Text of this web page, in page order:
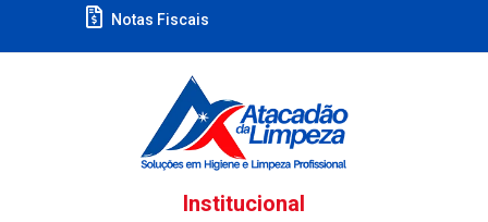
Notas Fiscais
Institucional